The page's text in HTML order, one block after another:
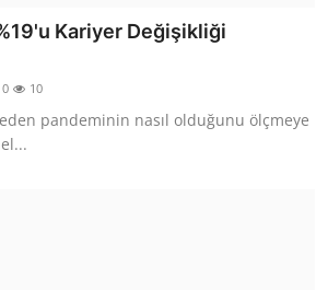
Kariyer Değişikliği
0 10
pandeminin nasıl olduğunu ölçmeye